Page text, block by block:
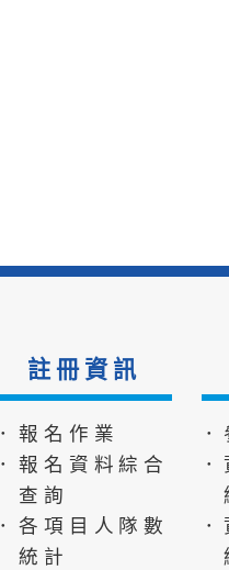
註冊資訊
．報名作業
．報名資料綜合
查詢
．各項目人隊數
統計